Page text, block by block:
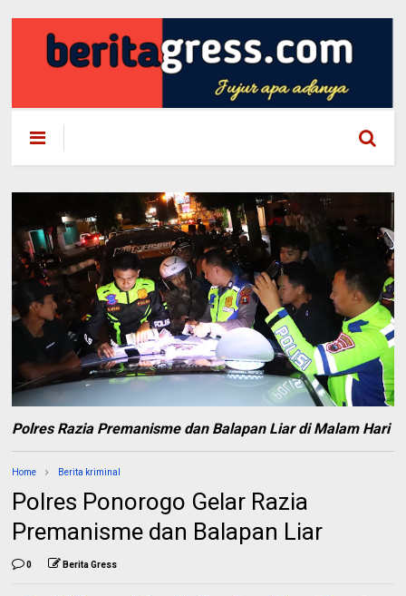
Polres Razia Premanisme dan Balapan Liar di Malam Hari
Home Berita kriminal
Polres Ponorogo Gelar Razia
Premanisme dan Balapan Liar
0 Berita Gress